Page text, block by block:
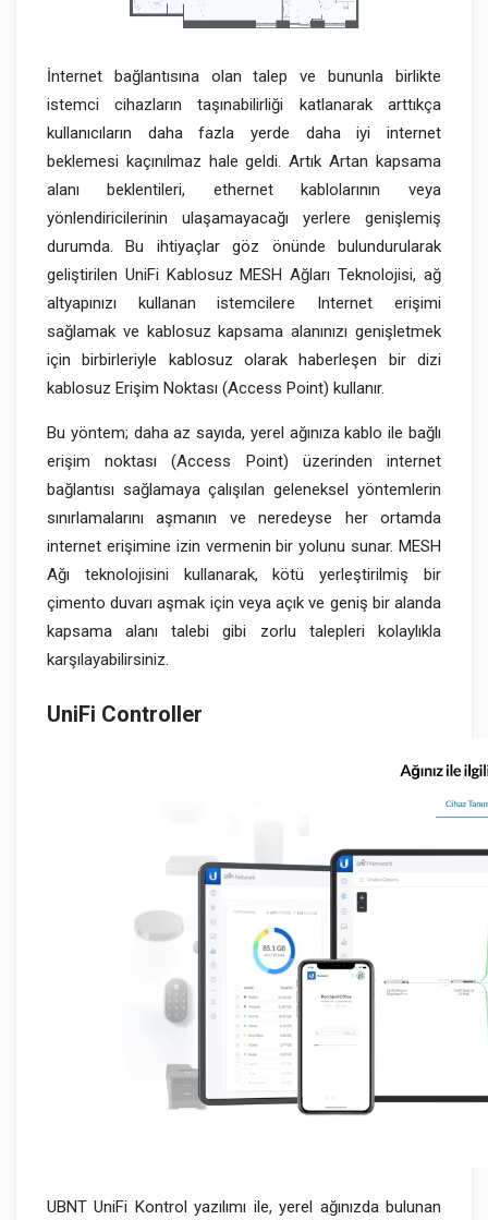
İnternet bağlantısına olan talep ve bununla birlikte
istemci cihazların taşınabilirliği katlanarak arttıkça
kullanıcıların daha fazla yerde daha iyi internet
beklemesi kaçınılmaz hale geldi. Artık Artan kapsama
alanı beklentileri, ethernet kablolarının veya
yönlendiricilerinin ulaşamayacağı yerlere genişlemiş
durumda. Bu ihtiyaçlar göz önünde bulundurularak
geliştirilen UniFi Kablosuz MESH Ağları Teknolojisi, ağ
altyapınızı kullanan istemcilere Internet erişimi
sağlamak ve kablosuz kapsama alanınızı genişletmek
için birbirleriyle kablosuz olarak haberleşen bir dizi
kablosuz Erişim Noktası (Access Point) kullanır.
Bu yöntem; daha az sayıda, yerel ağınıza kablo ile bağlı
erişim noktası (Access Point) üzerinden internet
bağlantısı sağlamaya çalışılan geleneksel yöntemlerin
sınırlamalarını aşmanın ve neredeyse her ortamda
internet erişimine izin vermenin bir yolunu sunar. MESH
Ağı teknolojisini kullanarak, kötü yerleştirilmiş bir
çimento duvarı aşmak için veya açık ve geniş bir alanda
kapsama alanı talebi gibi zorlu talepleri kolaylıkla
karşılayabilirsiniz.
UniFi Controller
UBNT UniFi Kontrol yazılımı ile, yerel ağınızda bulunan